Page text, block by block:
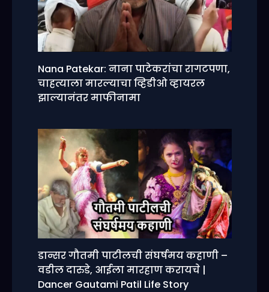
Nana Patekar: नाना पाटेकरांचा रागटपणा,
चाहत्याला मारल्याचा व्हिडीओ व्हायरल
झाल्यानंतर माफीनामा
डान्सर गौतमी पाटीलची संघर्षमय कहाणी –
वडील दारुडे, आईला मारहाण करायचे |
Dancer Gautami Patil Life Story